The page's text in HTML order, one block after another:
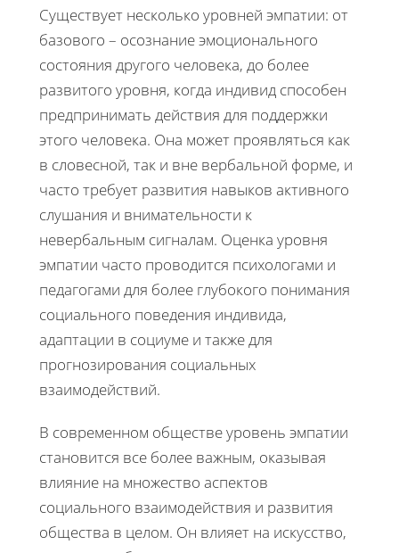
Существует несколько уровней эмпатии: от
базового – осознание эмоционального
состояния другого человека, до более
развитого уровня, когда индивид способен
предпринимать действия для поддержки
этого человека. Она может проявляться как
в словесной, так и вне вербальной форме, и
часто требует развития навыков активного
слушания и внимательности к
невербальным сигналам. Оценка уровня
эмпатии часто проводится психологами и
педагогами для более глубокого понимания
социального поведения индивида,
адаптации в социуме и также для
прогнозирования социальных
взаимодействий.
В современном обществе уровень эмпатии
становится все более важным, оказывая
влияние на множество аспектов
социального взаимодействия и развития
общества в целом. Он влияет на искусство,